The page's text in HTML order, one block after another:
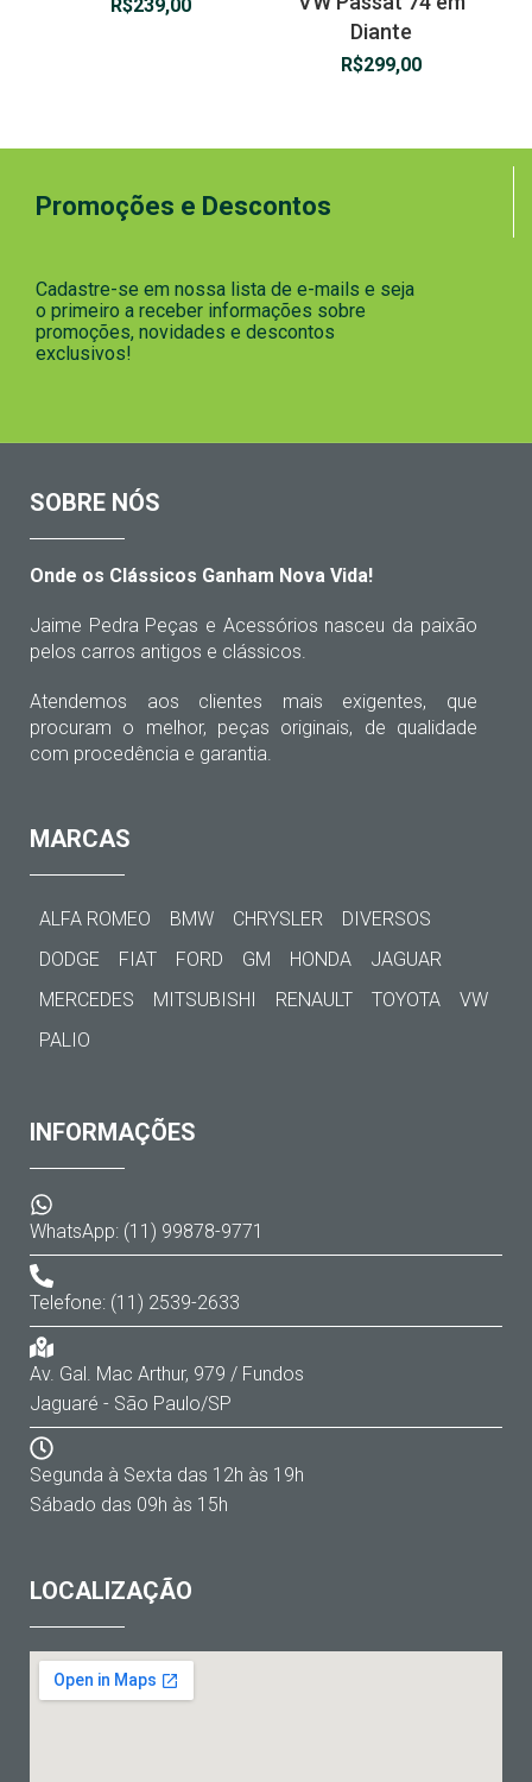
R$239,00
Diante
R$299,00
Promoções e Descontos
Cadastre-se em nossa lista de e-mails e seja
o primeiro a receber informações sobre
promoções, novidades e descontos
exclusivos!
SOBRE NÓS
Onde os Clássicos Ganham Nova Vida!
Jaime Pedra Peças e Acessórios nasceu da paixão
pelos carros antigos e clássicos.
Atendemos aos clientes mais exigentes, que
procuram o melhor, peças originais, de qualidade
com procedência e garantia.
MARCAS
ALFA ROMEO BMW CHRYSLER
DIVERSOS
DODGE
FIAT FORD GM HONDA
JAGUAR
MERCEDES
MITSUBISHI RENAULT TOYOTA
VW
PALIO
INFORMAÇÕES
WhatsApp: (11) 99878-9771
Telefone: (11) 2539-2633
Av. Gal. Mac Arthur, 979 / Fundos
Jaguaré - São Paulo/SP
Segunda à Sexta das 12h às 19h
Sábado das 09h às 15h
LOCALIZAÇÃO